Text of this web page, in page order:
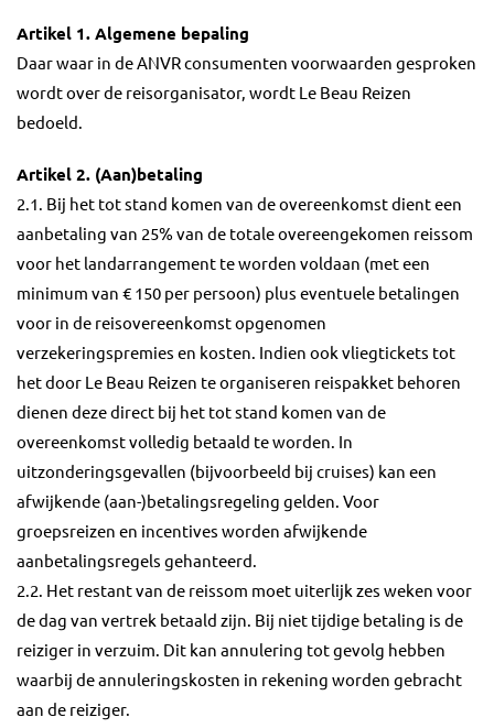
Artikel 1. Algemene bepaling
Daar waar in de ANVR consumenten voorwaarden gesproken
wordt over de reisorganisator, wordt Le Beau Reizen
bedoeld.
Artikel 2. (Aan)betaling
2.1. Bij het tot stand komen van de overeenkomst dient een
aanbetaling van 25% van de totale overeengekomen reissom
voor het landarrangement te worden voldaan (met een
minimum van € 150 per persoon) plus eventuele betalingen
voor in de reisovereenkomst opgenomen
verzekeringspremies en kosten. Indien ook vliegtickets tot
het door Le Beau Reizen te organiseren reispakket behoren
dienen deze direct bij het tot stand komen van de
overeenkomst volledig betaald te worden. In
uitzonderingsgevallen (bijvoorbeeld bij cruises) kan een
afwijkende (aan-)betalingsregeling gelden. Voor
groepsreizen en incentives worden afwijkende
aanbetalingsregels gehanteerd.
2.2. Het restant van de reissom moet uiterlijk zes weken voor
de dag van vertrek betaald zijn. Bij niet tijdige betaling is de
reiziger in verzuim. Dit kan annulering tot gevolg hebben
waarbij de annuleringskosten in rekening worden gebracht
aan de reiziger.